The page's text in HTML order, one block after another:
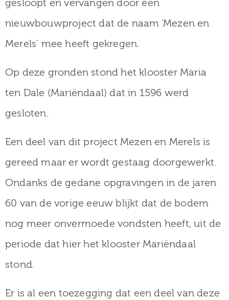
gesloopt en vervangen door een
nieuwbouwproject dat de naam ‘Mezen en
Merels’ mee heeft gekregen.
Op deze gronden stond het klooster Maria
ten Dale (Mariëndaal) dat in 1596 werd
gesloten.
Een deel van dit project Mezen en Merels is
gereed maar er wordt gestaag doorgewerkt.
Ondanks de gedane opgravingen in de jaren
60 van de vorige eeuw blijkt dat de bodem
nog meer onvermoede vondsten heeft, uit de
periode dat hier het klooster Mariëndaal
stond.
Er is al een toezegging dat een deel van deze